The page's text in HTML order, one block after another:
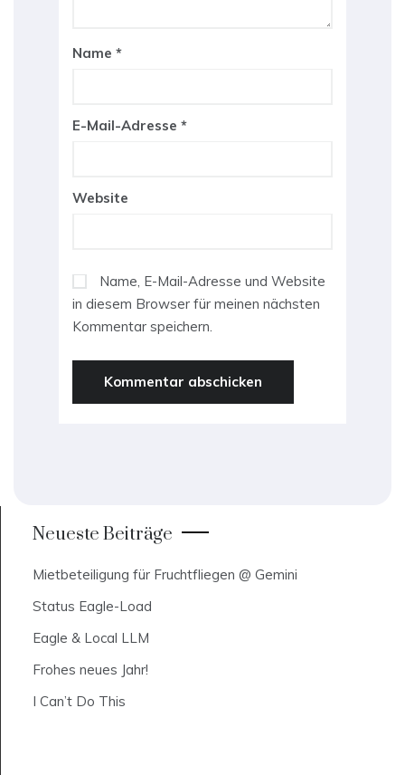
Name *
E-Mail-Adresse *
Website
Name, E-Mail-Adresse und Website
in diesem Browser für meinen nächsten
Kommentar speichern.
Neueste Beiträge
Mietbeteiligung für Fruchtfliegen @ Gemini
Status Eagle-Load
Eagle & Local LLM
Frohes neues Jahr!
I Can’t Do This